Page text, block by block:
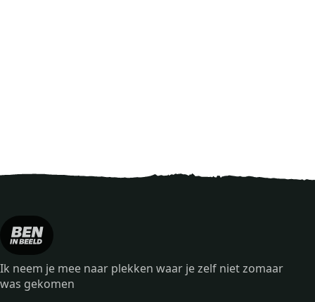
Ik neem je mee naar plekken waar je zelf niet zomaar
was gekomen